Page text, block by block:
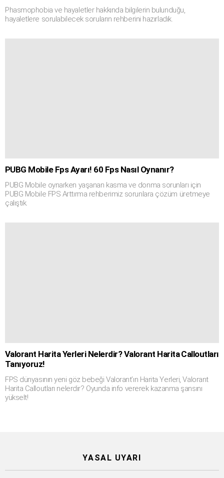
Phasmophobia ve hayaletler hakkında bilgilerin bulunduğu,
hayaletlere sorulabilecek soruların rehberini hazırladık.
PUBG Mobile Fps Ayarı! 60 Fps Nasıl Oynanır?
PUBG Mobile oynarken yaşanan kasma ve donma sorunları için
PUBG Mobile FPS Arttırma rehberimiz sorunlara çözüm üretmeye
çalıştık.
Valorant Harita Yerleri Nelerdir? Valorant Harita Calloutları
Tanıyoruz!
FPS dünyasının yeni göz bebeği Valorant’ın Harita Yerleri, Valorant
Harita Calloutları nelerdir? Oyunda info vererek kazanma şansını
yükselt!
YASAL UYARI